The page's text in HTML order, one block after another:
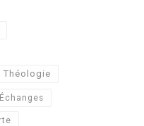
Théologie
Échanges